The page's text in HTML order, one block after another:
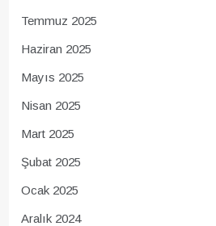
Temmuz 2025
Haziran 2025
Mayıs 2025
Nisan 2025
Mart 2025
Şubat 2025
Ocak 2025
Aralık 2024